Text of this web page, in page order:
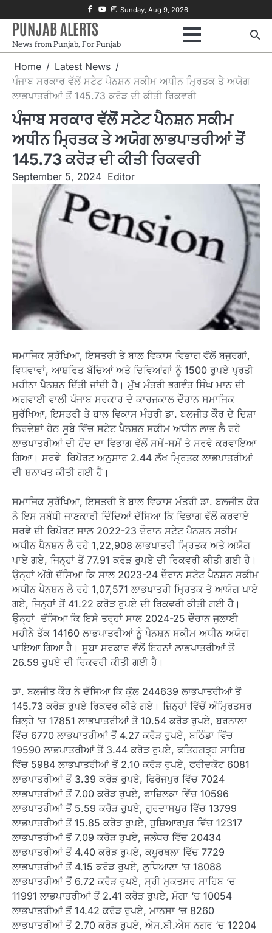
to
content
Facebook
Youtube
Instagram
Sunday, Aug 9, 2026
PUNJAB ALERTS
News from Punjab, For Punjab
Home
Latest News
ਪੰਜਾਬ ਸਰਕਾਰ ਵੱਲੋਂ ਸਟੇਟ ਪੈਨਸ਼ਨ ਸਕੀਮ ਅਧੀਨ ਮ੍ਰਿਤਕ ਤੇ ਅਯੋਗ
ਲਾਭਪਾਤਰੀਆਂ ਤੋਂ 145.73 ਕਰੋੜ ਦੀ ਕੀਤੀ ਰਿਕਵਰੀ
ਪੰਜਾਬ ਸਰਕਾਰ ਵੱਲੋਂ ਸਟੇਟ ਪੈਨਸ਼ਨ ਸਕੀਮ
ਅਧੀਨ ਮ੍ਰਿਤਕ ਤੇ ਅਯੋਗ ਲਾਭਪਾਤਰੀਆਂ ਤੋਂ
145.73 ਕਰੋੜ ਦੀ ਕੀਤੀ ਰਿਕਵਰੀ
September 5, 2024 Editor
ਸਮਾਜਿਕ ਸੁਰੱਖਿਆ, ਇਸਤਰੀ ਤੇ ਬਾਲ ਵਿਕਾਸ ਵਿਭਾਗ ਵੱਲੋਂ ਬਜੁਰਗਾਂ,
ਵਿਧਵਾਵਾਂ, ਆਸ਼ਰਿਤ ਬੱਚਿਆਂ ਅਤੇ ਦਿਵਿਆਂਗਾਂ ਨੂੰ 1500 ਰੁਪਏ ਪ੍ਰਤੀ
ਮਹੀਨਾ ਪੈਨਸ਼ਨ ਦਿੱਤੀ ਜਾਂਦੀ ਹੈ। ਮੁੱਖ ਮੰਤਰੀ ਭਗਵੰਤ ਸਿੰਘ ਮਾਨ ਦੀ
ਅਗਵਾਈ ਵਾਲੀ ਪੰਜਾਬ ਸਰਕਾਰ ਦੇ ਕਾਰਜਕਾਲ ਦੌਰਾਨ ਸਮਾਜਿਕ
ਸੁਰੱਖਿਆ, ਇਸਤਰੀ ਤੇ ਬਾਲ ਵਿਕਾਸ ਮੰਤਰੀ ਡਾ. ਬਲਜੀਤ ਕੌਰ ਦੇ ਦਿਸ਼ਾ
ਨਿਰਦੇਸ਼ਾਂ ਹੇਠ ਸੂਬੇ ਵਿੱਚ ਸਟੇਟ ਪੈਨਸ਼ਨ ਸਕੀਮ ਅਧੀਨ ਲਾਭ ਲੈ ਰਹੇ
ਲਾਭਪਾਤਰੀਆਂ ਦੀ ਹੋਂਦ ਦਾ ਵਿਭਾਗ ਵੱਲੋਂ ਸਮੇਂ-ਸਮੇਂ ਤੇ ਸਰਵੇ ਕਰਵਾਇਆ
ਗਿਆ। ਸਰਵੇ ਰਿਪੋਰਟ ਅਨੁਸਾਰ 2.44 ਲੱਖ ਮ੍ਰਿਤਕ ਲਾਭਪਾਤਰੀਆਂ
ਦੀ ਸ਼ਨਾਖਤ ਕੀਤੀ ਗਈ ਹੈ।
ਸਮਾਜਿਕ ਸੁਰੱਖਿਆ, ਇਸਤਰੀ ਤੇ ਬਾਲ ਵਿਕਾਸ ਮੰਤਰੀ ਡਾ. ਬਲਜੀਤ ਕੌਰ
ਨੇ ਇਸ ਸਬੰਧੀ ਜਾਣਕਾਰੀ ਦਿੰਦਿਆਂ ਦੱਸਿਆ ਕਿ ਵਿਭਾਗ ਵੱਲੋਂ ਕਰਵਾਏ
ਸਰਵੇ ਦੀ ਰਿਪੋਰਟ ਸਾਲ 2022-23 ਦੌਰਾਨ ਸਟੇਟ ਪੈਨਸ਼ਨ ਸਕੀਮ
ਅਧੀਨ ਪੈਨਸ਼ਨ ਲੈ ਰਹੇ 1,22,908 ਲਾਭਪਾਤਰੀ ਮ੍ਰਿਤਕ ਅਤੇ ਅਯੋਗ
ਪਾਏ ਗਏ, ਜਿਨ੍ਹਾਂ ਤੋਂ 77.91 ਕਰੋੜ ਰੁਪਏ ਦੀ ਰਿਕਵਰੀ ਕੀਤੀ ਗਈ ਹੈ।
ਉਨ੍ਹਾਂ ਅੱਗੇ ਦੱਸਿਆ ਕਿ ਸਾਲ 2023-24 ਦੌਰਾਨ ਸਟੇਟ ਪੈਨਸ਼ਨ ਸਕੀਮ
ਅਧੀਨ ਪੈਨਸ਼ਨ ਲੈ ਰਹੇ 1,07,571 ਲਾਭਪਾਤਰੀ ਮ੍ਰਿਤਕ ਤੇ ਆਯੋਗ ਪਾਏ
ਗਏ, ਜਿਨ੍ਹਾਂ ਤੋਂ 41.22 ਕਰੋੜ ਰੁਪਏ ਦੀ ਰਿਕਵਰੀ ਕੀਤੀ ਗਈ ਹੈ।
ਉਨ੍ਹਾਂ ਦੱਸਿਆ ਕਿ ਇਸੇ ਤਰ੍ਹਾਂ ਸਾਲ 2024-25 ਦੌਰਾਨ ਜੁਲਾਈ
ਮਹੀਨੇ ਤੱਕ 14160 ਲਾਭਪਾਤਰੀਆਂ ਨੂੰ ਪੈਨਸ਼ਨ ਸਕੀਮ ਅਧੀਨ ਅਯੋਗ
ਪਾਇਆ ਗਿਆ ਹੈ। ਸੂਬਾ ਸਰਕਾਰ ਵੱਲੋਂ ਇਹਨਾਂ ਲਾਭਪਾਤਰੀਆਂ ਤੋਂ
26.59 ਰੁਪਏ ਦੀ ਰਿਕਵਰੀ ਕੀਤੀ ਗਈ ਹੈ।
ਡਾ. ਬਲਜੀਤ ਕੌਰ ਨੇ ਦੱਸਿਆ ਕਿ ਕੁੱਲ 244639 ਲਾਭਪਾਤਰੀਆਂ ਤੋਂ
145.73 ਕਰੋੜ ਰੁਪਏ ਰਿਕਵਰ ਕੀਤੇ ਗਏ। ਜ਼ਿਨ੍ਹਾਂ ਵਿੱਚੋਂ ਅੰਮ੍ਰਿਤਸਰ
ਜ਼ਿਲ੍ਹੇ ‘ਚ 17851 ਲਾਭਪਾਤਰੀਆਂ ਤੋ 10.54 ਕਰੋੜ ਰੁਪਏ, ਬਰਨਾਲਾ
ਵਿੱਚ 6770 ਲਾਭਪਾਤਰੀਆਂ ਤੋਂ 4.27 ਕਰੋੜ ਰੁਪਏ, ਬਠਿੰਡਾ ਵਿੱਚ
19590 ਲਾਭਪਾਤਰੀਆਂ ਤੋਂ 3.44 ਕਰੋੜ ਰੁਪਏ, ਫਤਿਹਗੜ੍ਹ ਸਾਹਿਬ
ਵਿੱਚ 5984 ਲਾਭਪਾਤਰੀਆਂ ਤੋਂ 2.10 ਕਰੋੜ ਰੁਪਏ, ਫਰੀਦਕੋਟ 6081
ਲਾਭਪਾਤਰੀਆਂ ਤੋਂ 3.39 ਕਰੋੜ ਰੁਪਏ, ਫਿਰੋਜਪੁਰ ਵਿੱਚ 7024
ਲਾਭਪਾਤਰੀਆਂ ਤੋਂ 7.00 ਕਰੋੜ ਰੁਪਏ, ਫਾਜ਼ਿਲਕਾ ਵਿੱਚ 10596
ਲਾਭਪਾਤਰੀਆਂ ਤੋਂ 5.59 ਕਰੋੜ ਰੁਪਏ, ਗੁਰਦਾਸਪੁਰ ਵਿੱਚ 13799
ਲਾਭਪਾਤਰੀਆਂ ਤੋਂ 15.85 ਕਰੋੜ ਰੁਪਏ, ਹੁਸ਼ਿਆਰਪੁਰ ਵਿੱਚ 12317
ਲਾਭਪਾਤਰੀਆਂ ਤੋਂ 7.09 ਕਰੋੜ ਰੁਪਏ, ਜਲੰਧਰ ਵਿੱਚ 20434
ਲਾਭਪਾਤਰੀਆਂ ਤੋਂ 4.40 ਕਰੋੜ ਰੁਪਏ, ਕਪੂਰਥਲਾ ਵਿੱਚ 7729
ਲਾਭਪਾਤਰੀਆਂ ਤੋਂ 4.15 ਕਰੋੜ ਰੁਪਏ, ਲੁਧਿਆਣਾ ‘ਚ 18088
ਲਾਭਪਾਤਰੀਆਂ ਤੋਂ 6.72 ਕਰੋੜ ਰੁਪਏ, ਸ੍ਰੀ ਮੁਕਤਸਰ ਸਾਹਿਬ ‘ਚ
11991 ਲਾਭਪਾਤਰੀਆਂ ਤੋਂ 2.41 ਕਰੋੜ ਰੁਪਏ, ਮੋਗਾ ‘ਚ 10054
ਲਾਭਪਾਤਰੀਆਂ ਤੋਂ 14.42 ਕਰੋੜ ਰੁਪਏ, ਮਾਨਸਾ ‘ਚ 8260
ਲਾਭਪਾਤਰੀਆਂ ਤੋਂ 2.70 ਕਰੋੜ ਰੁਪਏ, ਐਸ.ਬੀ.ਐਸ ਨਗਰ ‘ਚ 12204